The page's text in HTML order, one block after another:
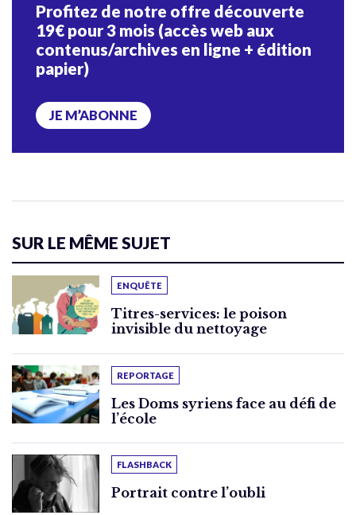
Profitez de notre offre découverte
19€ pour 3 mois (accès web aux
contenus/archives en ligne + édition
papier)
JE M’ABONNE
SUR LE MÊME SUJET
ENQUÊTE
Titres-services: le poison
invisible du nettoyage
REPORTAGE
Les Doms syriens face au défi de
l’école
FLASHBACK
Portrait contre l’oubli